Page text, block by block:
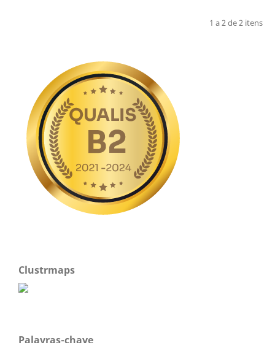
1 a 2 de 2 itens
Clustrmaps
Palavras-chave